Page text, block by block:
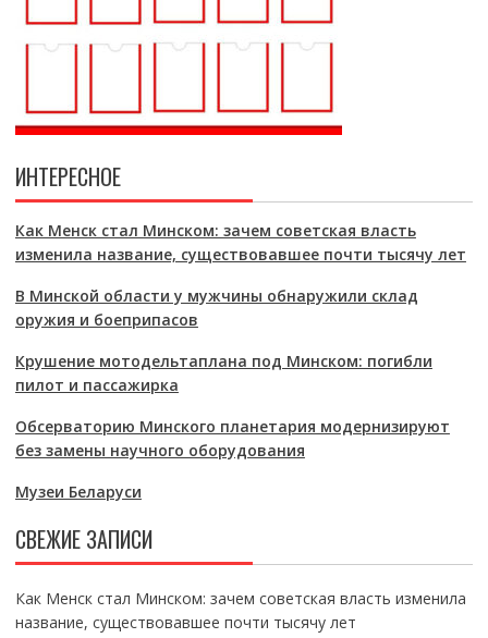
ИНТЕРЕСНОЕ
Как Менск стал Минском: зачем советская власть
изменила название, существовавшее почти тысячу лет
В Минской области у мужчины обнаружили склад
оружия и боеприпасов
Крушение мотодельтаплана под Минском: погибли
пилот и пассажирка
Обсерваторию Минского планетария модернизируют
без замены научного оборудования
Музеи Беларуси
СВЕЖИЕ ЗАПИСИ
Как Менск стал Минском: зачем советская власть изменила
название, существовавшее почти тысячу лет